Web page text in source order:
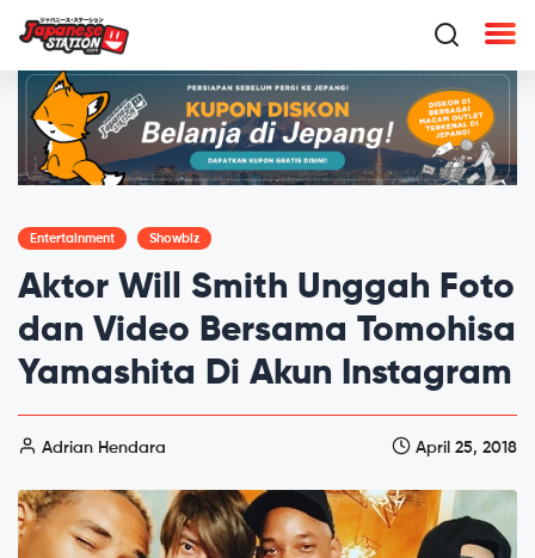
Entertainment Showbiz
Aktor Will Smith Unggah Foto
dan Video Bersama Tomohisa
Yamashita Di Akun Instagram
Adrian Hendara April 25, 2018